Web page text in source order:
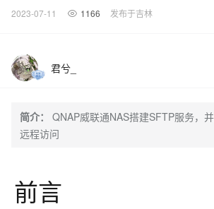
2023-07-11 1166 发布于吉林
君兮_
简介：
QNAP威联通NAS搭建SFTP服务，
远程访问
前言